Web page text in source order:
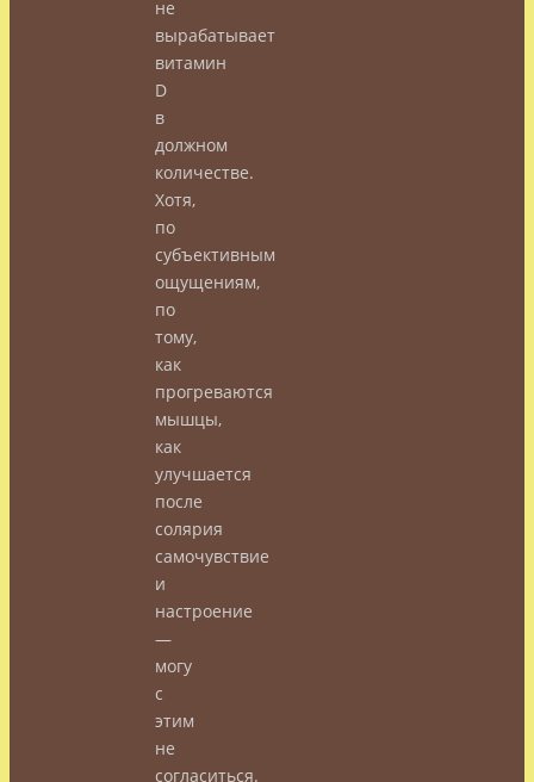
не
вырабатывает
витамин
D
в
должном
количестве.
Хотя,
по
субъективным
ощущениям,
по
тому,
как
прогреваются
мышцы,
как
улучшается
после
солярия
самочувствие
и
настроение
—
могу
с
этим
не
согласиться.